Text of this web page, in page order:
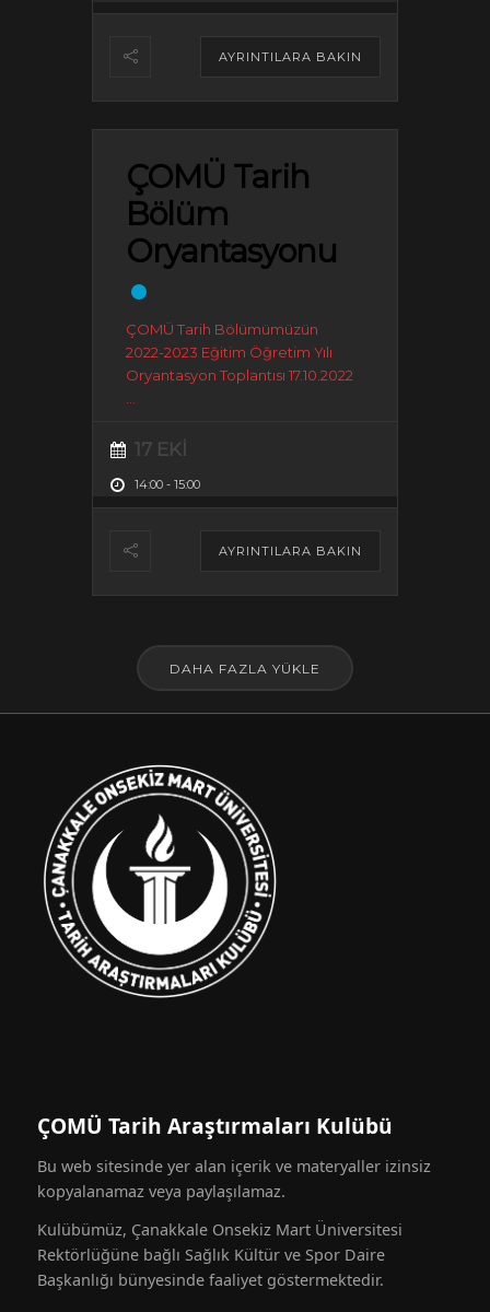
AYRINTILARA BAKIN
ÇOMÜ Tarih
Bölüm
Oryantasyonu
ÇOMÜ Tarih Bölümümüzün
2022-2023 Eğitim Öğretim Yılı
Oryantasyon Toplantısı 17.10.2022
17 EKI
14:00 - 15:00
AYRINTILARA BAKIN
DAHA FAZLA YÜKLE
ÇOMÜ Tarih Araştırmaları Kulübü
Bu web sitesinde yer alan içerik ve materyaller izinsiz
kopyalanamaz veya paylaşılamaz.
Kulübümüz, Çanakkale Onsekiz Mart Üniversitesi
Rektörlüğüne bağlı Sağlık Kültür ve Spor Daire
Başkanlığı bünyesinde faaliyet göstermektedir.